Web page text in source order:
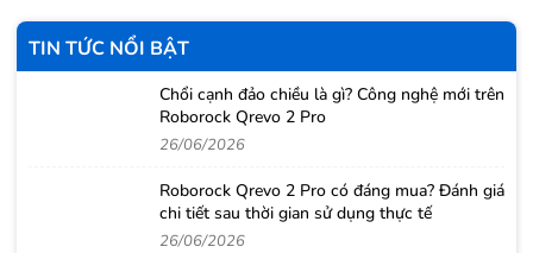
TIN TỨC NỔI BẬT
Chổi cạnh đảo chiều là gì? Công nghệ mới trên
Roborock Qrevo 2 Pro
26/06/2026
Roborock Qrevo 2 Pro có đáng mua? Đánh giá
chi tiết sau thời gian sử dụng thực tế
26/06/2026